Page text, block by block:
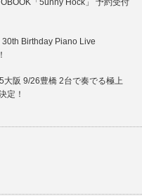
「5unny Hock」 予約受付
Birthday Piano Live
大阪 9/26豊橋 2台で奏でる極上
定！